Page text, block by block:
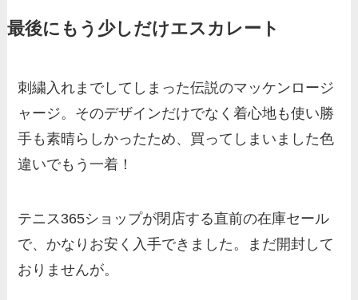
最後にもう少しだけエスカレート
刺繍入れまでしてしまった伝説のマッケンロージ
ャージ。そのデザインだけでなく着心地も使い勝
手も素晴らしかったため、買ってしまいました色
違いでもう一着！
テニス365ショップが閉店する直前の在庫セール
で、かなりお安く入手できました。まだ開封して
おりませんが。